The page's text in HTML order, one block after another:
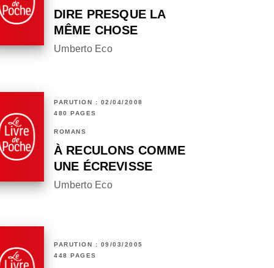
DIRE PRESQUE LA
MÊME CHOSE
Umberto Eco
PARUTION : 02/04/2008
480 PAGES
ROMANS
À RECULONS COMME
UNE ÉCREVISSE
Umberto Eco
PARUTION : 09/03/2005
448 PAGES